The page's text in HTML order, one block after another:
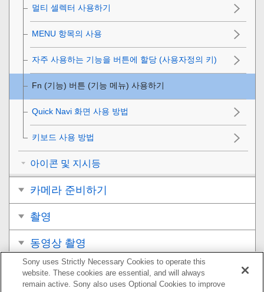
멀티 셀렉터 사용하기
MENU 항목의 사용
자주 사용하는 기능을 버튼에 할당 (사용자정의 키)
Fn (기능) 버튼 (기능 메뉴) 사용하기
Quick Navi 화면 사용 방법
키보드 사용 방법
아이콘 및 지시등
카메라 준비하기
촬영
동영상 촬영
보기
Sony uses Strictly Necessary Cookies to operate this
website. These cookies are essential, and will always
remain active. Sony also uses Optional Cookies to improve